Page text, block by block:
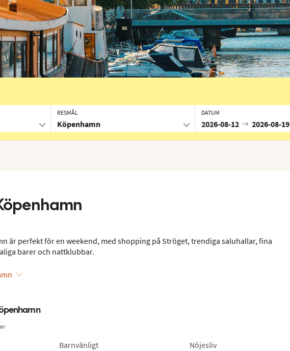
RESMÅL
Köpenhamn
DATUM
2026-08-12 2026-08-19
är perfekt för en weekend, med shopping på Ströget, trendiga saluhallar, fina
barer och nattklubbar.
5
Barnvänligt Nöjesliv